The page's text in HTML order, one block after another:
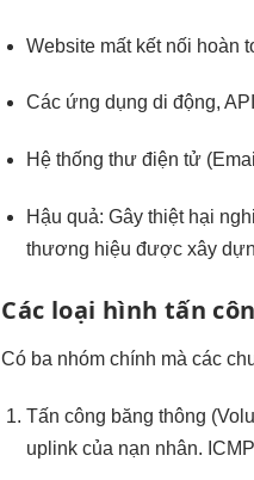
Website mất kết nối hoàn
Các ứng dụng di động,
Hệ thống thư điện tử
Hậu quả: Gây thiệt hại
thương hiệu được xây
Các loại hình tấn
Có ba nhóm chính mà các
Tấn công băng thông
uplink của nạn nhân.